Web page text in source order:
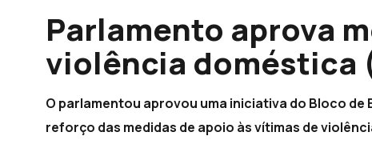
Parlamento aprova
violência doméstica
O parlamentou aprovou uma iniciativa do Bloco de
reforço das medidas de apoio às vítimas de